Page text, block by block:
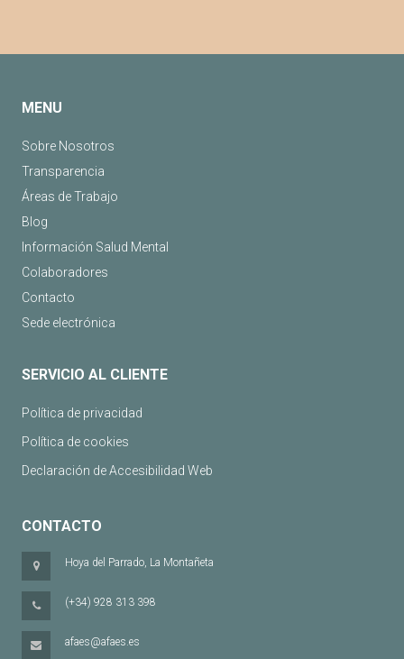
MENU
Sobre Nosotros
Transparencia
Áreas de Trabajo
Blog
Información Salud Mental
Colaboradores
Contacto
Sede electrónica
SERVICIO AL CLIENTE
Política de privacidad
Política de cookies
Declaración de Accesibilidad Web
CONTACTO
Hoya del Parrado, La Montañeta
(+34) 928 313 398
afaes@afaes.es